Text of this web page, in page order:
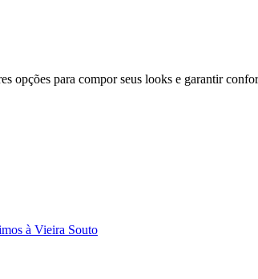
opções para compor seus looks e garantir
à Vieira Souto